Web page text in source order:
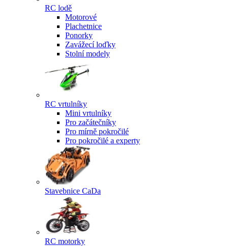
RC lodě
Motorové
Plachetnice
Ponorky
Zavážecí loďky
Stolní modely
RC vrtulníky
Mini vrtulníky
Pro začátečníky
Pro mírně pokročilé
Pro pokročilé a experty
Stavebnice CaDa
RC motorky